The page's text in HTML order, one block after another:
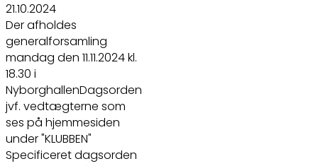
21.10.2024
Der afholdes
generalforsamling
mandag den 11.11.2024 kl.
18.30 i
NyborghallenDagsorden
jvf. vedtægterne som
ses på hjemmesiden
under "KLUBBEN"
Specificeret dagsorden